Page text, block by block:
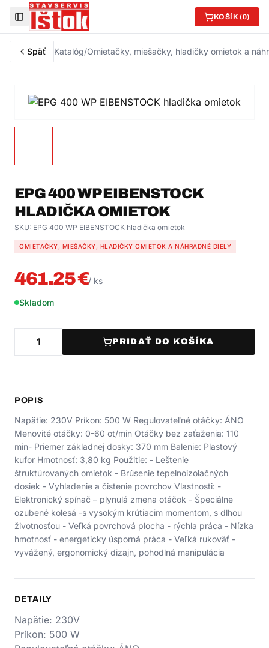
Toggle Sidebar KOŠÍK (0)
Späť Katalóg/Omietačky, miešačky, hladičky omietok a
EPG 400 WP EIBENSTOCK
HLADIČKA OMIETOK
SKU: EPG 400 WP EIBENSTOCK hladička omietok
OMIETAČKY, MIEŠAČKY, HLADIČKY OMIETOK A NÁHRADNÉ DIELY
461.25€/ ks
Skladom
PRIDAŤ DO KOŠÍKA
POPIS
Napätie: 230V Príkon: 500 W Regulovateľné otáčky: ÁNO
Menovité otáčky: 0-60 ot/min Otáčky bez zaťaženia: 110
min- Priemer základnej dosky: 370 mm Balenie: Plastový
kufor Hmotnosť: 3,80 kg Použitie: - Leštenie
štruktúrovaných omietok - Brúsenie tepelnoizolačných
dosiek - Vyhladenie a čistenie povrchov Vlastnosti: -
Elektronický spínač – plynulá zmena otáčok - Špeciálne
ozubené kolesá -s vysokým krútiacim momentom, s dlhou
životnosťou - Veľká povrchová plocha - rýchla práca - Nízka
hmotnosť - energeticky úsporná práca - Veľká rukoväť -
vyvážený, ergonomický dizajn, pohodlná manipulácia
DETAILY
Napätie: 230V
Príkon: 500 W